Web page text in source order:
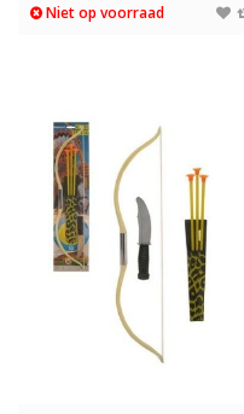
Niet op voorraad